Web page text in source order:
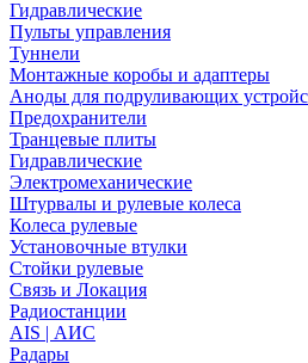
Гидравлические
Пульты управления
Туннели
Монтажные коробы и адаптеры
Аноды для подруливающих
Предохранители
Транцевые плиты
Гидравлические
Электромеханические
Штурвалы и рулевые колеса
Колеса рулевые
Установочные втулки
Стойки рулевые
Связь и Локация
Радиостанции
AIS | АИС
Радары